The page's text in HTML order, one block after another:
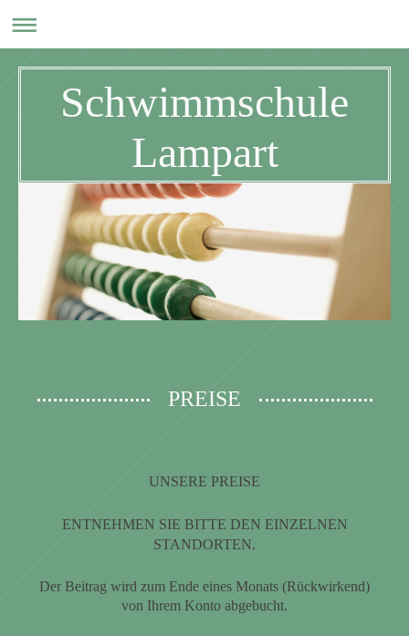
Schwimmschule
Lampart
PREISE
UNSERE PREISE
ENTNEHMEN SIE BITTE DEN EINZELNEN
STANDORTEN.
Der Beitrag wird zum Ende eines Monats (Rückwirkend)
von Ihrem Konto abgebucht.